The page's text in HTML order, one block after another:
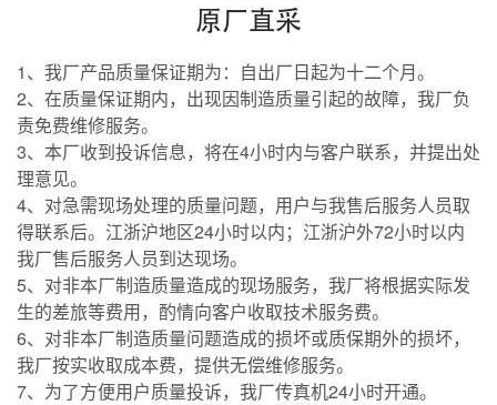
原厂直采
1、我厂产品质量保证期为：自出厂日起为十二个月。
2、在质量保证期内，出现因制造质量引起的故障，我厂负
责免费维修服务。
3、本厂收到投诉信息，将在4小时内与客户联系，并提出处
理意见。
4、对急需现场处理的质量问题，用户与我售后服务人员取
得联系后。江浙沪地区24小时以内；江浙沪外72小时以内
我厂售后服务人员到达现场。
5、对非本厂制造质量造成的现场服务，我厂将根据实际发
生的差旅等费用，酌情向客户收取技术服务费。
6、对非本厂制造质量问题造成的损坏或质保期外的损坏，
我厂按实收取成本费，提供无偿维修服务。
7、为了方便用户质量投诉，我厂传真机24小时开通。